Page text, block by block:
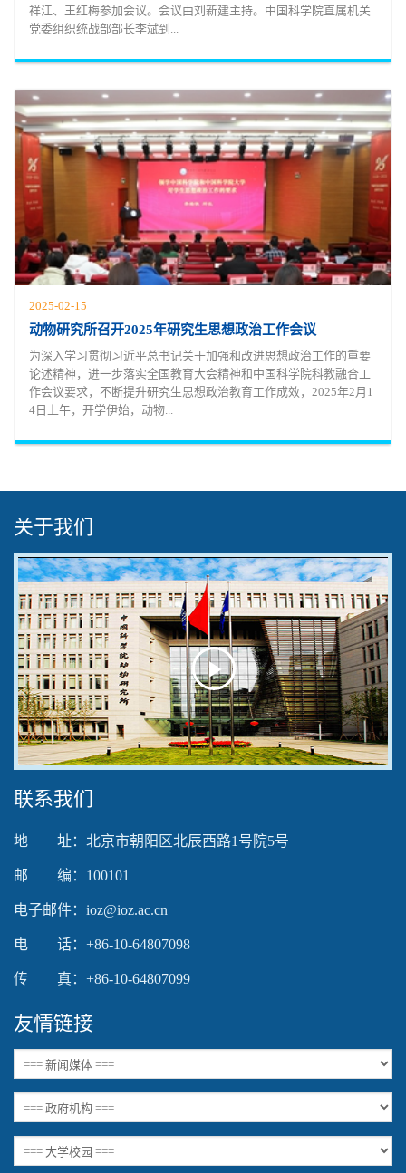
祥江、王红梅参加会议。会议由刘新建主持。中国科学院直属机关
党委组织统战部部长李斌到...
2025-02-15
动物研究所召开2025年研究生思想政治工作会议
为深入学习贯彻习近平总书记关于加强和改进思想政治工作的重要
论述精神，进一步落实全国教育大会精神和中国科学院科教融合工
作会议要求，不断提升研究生思想政治教育工作成效，2025年2月1
4日上午，开学伊始，动物...
关于我们
Play
Video
联系我们
地 址：北京市朝阳区北辰西路1号院5号
邮 编：100101
电子邮件：ioz@ioz.ac.cn
电 话：+86-10-64807098
传 真：+86-10-64807099
友情链接